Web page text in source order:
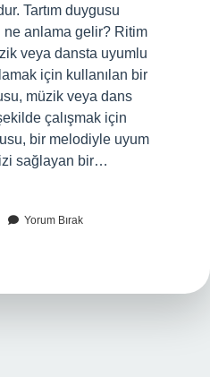
Tartım duygusu
anlama gelir? Ritim
veya dansta uyumlu
için kullanılan bir
müzik veya dans
çalışmak için
bir melodiyle uyum
sağlayan bir…
Yorum Bırak